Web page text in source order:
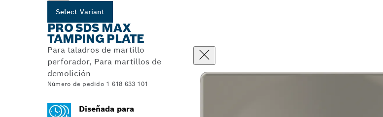
Select Variant
PRO SDS MAX
TAMPING PLATE
Para taladros de martillo
perforador, Para martillos de
demolición
Número de pedido 1 618 633 101
Diseñada para